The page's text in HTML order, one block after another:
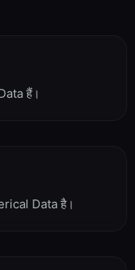
हैं।
Data है।